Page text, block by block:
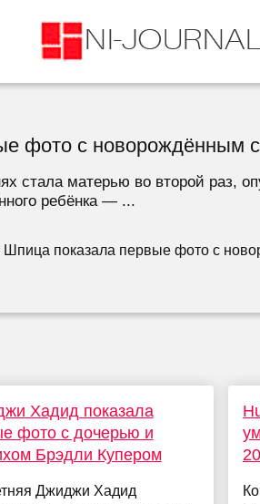
фото с новорождённым
стала матерью во второй раз,
ребёнка — ...
Хадид показала
фото с дочерью и
Брэдли Купером
Джиджи Хадид